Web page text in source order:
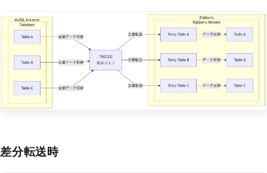
差分転送時